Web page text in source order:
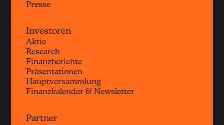
Presse
Investoren
Aktie
Research
Finanzberichte
Präsentationen
Hauptversammlung
Finanzkalender & Newsletter
Partner